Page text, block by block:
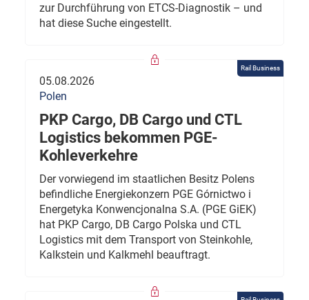
zur Durchführung von ETCS-Diagnostik – und
hat diese Suche eingestellt.
Rail Business
05.08.2026
Polen
PKP Cargo, DB Cargo und CTL
Logistics bekommen PGE-
Kohleverkehre
Der vorwiegend im staatlichen Besitz Polens
befindliche Energiekonzern PGE Górnictwo i
Energetyka Konwencjonalna S.A. (PGE GiEK)
hat PKP Cargo, DB Cargo Polska und CTL
Logistics mit dem Transport von Steinkohle,
Kalkstein und Kalkmehl beauftragt.